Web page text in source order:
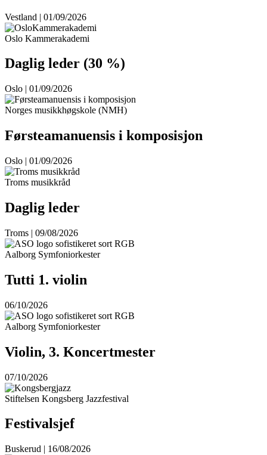
Vestland | 01/09/2026
Oslo Kammerakademi
Daglig leder (30 %)
Oslo | 01/09/2026
Norges musikkhøgskole (NMH)
Førsteamanuensis i komposisjon
Oslo | 01/09/2026
Troms musikkråd
Daglig leder
Troms | 09/08/2026
Aalborg Symfoniorkester
Tutti 1. violin
06/10/2026
Aalborg Symfoniorkester
Violin, 3. Koncertmester
07/10/2026
Stiftelsen Kongsberg Jazzfestival
Festivalsjef
Buskerud | 16/08/2026